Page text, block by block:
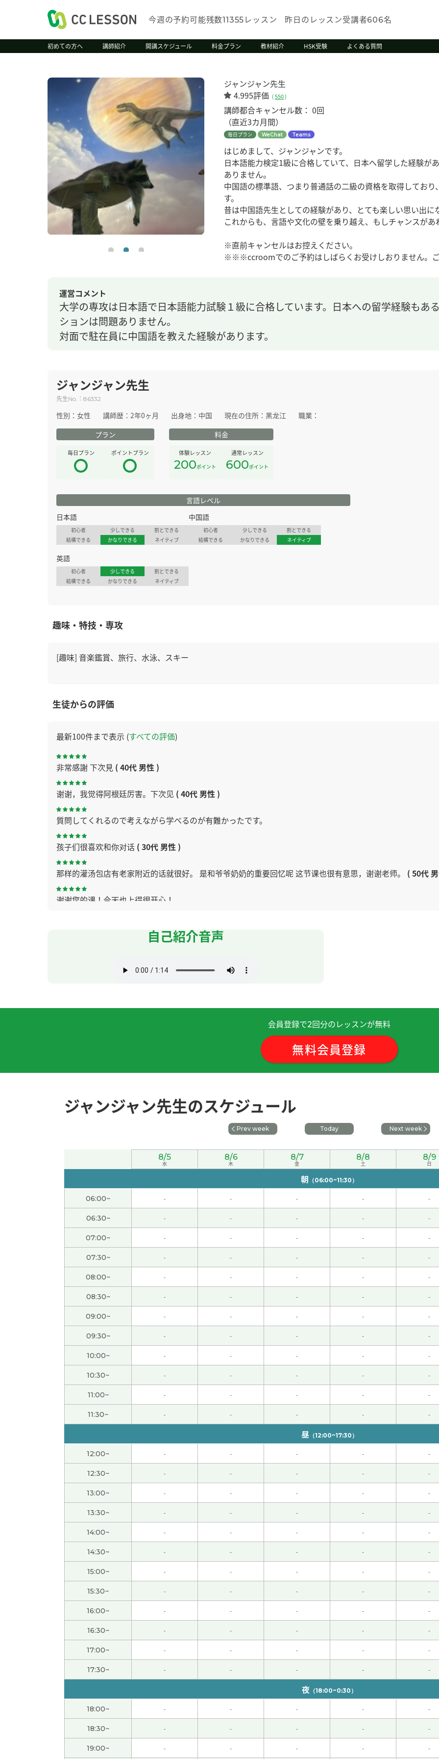
今週の予約可能残数11355 レッスン 昨日のレッスン受講者606名
初めての方へ 講師紹介 開講スケジュール 料金プラン 教材紹介 HSK受験 よくある質問
ジャンジャン先生
4.995評価 (550)
講師都合キャンセル数： 0回
（直近3カ月間）
毎日プラン WeChat Teams
はじめまして、ジャンジャンです。
日本語能力検定1級に合格していて、日本へ留学した経験が
ありません。
中国語の標準語、つまり普通話の二級の資格を取得してお
す。
昔は中国語先生としての経験があり、とても楽しい思い出に
これからも、言語や文化の壁を乗り越え、もしチャンスが
※直前キャンセルはお控えください。
※※※ccroomでのご予約はしばらくお受けしおりません。
運営コメント
大学の専攻は日本語で日本語能力試験１級に合格しています。日本への留学経験もあ
ションは問題ありません。
対面で駐在員に中国語を教えた経験があります。
ジャンジャン先生
先生No. ： 86332
性別： 女性 講師歴： 2年0ヶ月 出身地： 中国 現在の住所： 黑龙江
職業：
プラン
毎日プラン ポイントプラン
料金
体験レッスン
200ポイント
通常レッスン
600ポイント
言語レベル
日本語
初心者 少しできる
割とできる
結構できる
かなりできる ネイティブ
中国語
初心者 少しできる
割とできる
結構できる
かなりできる ネイティブ
英語
初心者 少しできる
割とできる
結構できる
かなりできる ネイティブ
趣味・特技・専攻
[趣味] 音楽鑑賞、旅行、水泳、スキー
生徒からの評価
最新100件まで表示 (すべての評価)
非常感謝 下次見 ( 40代 男性 )
谢谢，我觉得阿根廷厉害。下次见 ( 40代 男性 )
質問してくれるので考えながら学べるのが有難かったです。
孩子们很喜欢和你对话 ( 30代 男性 )
那样的灌汤包店有老家附近的话就很好。 是和爷爷奶奶的重要回忆呢 这节课也很有意思，谢谢老师。 ( 50代
谢谢您的课！今天也上得很开心！
话吃饱了。 老师再聊吧，下次再见！
谢谢老师，这节课也很有趣。 我看了那部电影「甜蜜蜜」非常感动，所以最近经常听她的歌曲。 下课后我听
谢谢您的课！中国的端午节北方与南方有不一样的文化，很有特色。
谢谢您的课！
谢谢，我很期待跟中国朋友第一次见面，大阪的老友一起吃晚餐，和演唱会。
谢谢老师，我很高兴能和您一起聊天。 听了老师说人工降雨的话，我想起了2008年北京奥运会开幕式的时候
谢谢，下次见( 40代 男性 )
日本人里有喜欢大坝的人。 我以前喜欢去看灯塔拍照片，但是最近没去。 谢啦老师，今天的课也很有意思。(
多亏了老师的帮助，我顺利完成了作业。虽然汉语很难，但我觉得学习汉语是一件很快乐的事情。谢谢老师！
虽然在日本不怎么在意食品的安全性，但是没有问题👌
谢谢今天的课。 很好的问题。我们下次再聊这个吧。( 男性 )
当时我很着急，但现在很怀念。 久违地想去大连看看。 谢谢老师，这节课也很有趣。
教育孩子当然很难。不知不觉孩子长大了。父母知道孩子和平时不一样。觉得家家有本难念的经。解决的方
谢谢！我很开心!下次也请多多关照( 50代 男性 )
非常感謝 下次見
谢谢你！ 下次去中国的时候我一定试试你说的养生水，味道不好喝也没关系，想着对身体好就行了。 到时候
在中国和日本找新的房子都很辛苦呢。 从那以后找到好房子了吗？ 我希望老师能找到一间好房子。 谢谢老师
非常感謝 我和你聊旅行真的很有趣。 下次見
我一直很期待黄金周的开始，但一开始就转眼就结束了😅( 女性 )
谢谢老师！！
谢谢老师耐心的指导！认识您很高兴，很有怀念大连！
謝謝老師的幫助！真的好久不見了！聊得很開心！期待下次與老師再聊！( 男性 )
跟你聊天真开心 下次再聊别的话题吧 谢谢老师 ( 男性 )
谢谢你给我好懂的课！ 下次见👍☺️👍( 40代 男性 )
谢谢您的课！上课很开心了～
和你聊天真的很愉快。我想吃传统的老式麻辣烫！下次见^^
谢谢您的课。我喜欢东北菜，狗宝肉和地三鲜很好吃！在日本的话，池袋有当地的好吃的东北菜店。下次再见
自己紹介音声
会員登録で2回分のレッスンが無料
無料会員登録
ジャンジャン先生のスケジュール
Prev week Today Next week
8/5
水
8/6
木
8/7
金
8/8
土
8/9
日
朝 （06:00~11:30）
06:00~ - - - - -
06:30~ - - - - -
07:00~ - - - - -
07:30~ - - - - -
08:00~ - - - - -
08:30~ - - - - -
09:00~ - - - - -
09:30~ - - - - -
10:00~ - - - - -
10:30~ - - - - -
11:00~ - - - - -
11:30~ - - - - -
昼（12:00~17:30）
12:00~ - - - - -
12:30~ - - - - -
13:00~ - - - - -
13:30~ - - - - -
14:00~ - - - - -
14:30~ - - - - -
15:00~ - - - - -
15:30~ - - - - -
16:00~ - - - - -
16:30~ - - - - -
17:00~ - - - - -
17:30~ - - - - -
夜 （18:00~0:30）
18:00~ - - - - -
18:30~ - - - - -
19:00~ - - - - -